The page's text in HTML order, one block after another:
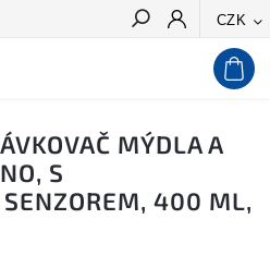
CZK
Hledat
MÝDLA A
S
400 ML,